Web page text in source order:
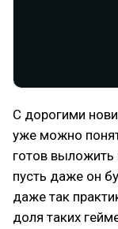
С дорогими
уже можно
готов выложить
пусть даже он
даже так
доля таких